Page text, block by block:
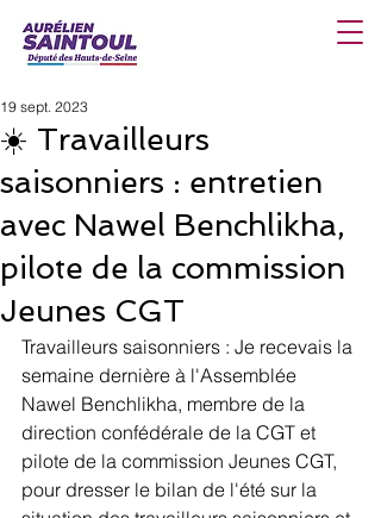
☀️ Travailleurs
saisonniers : entretien
avec Nawel Benchlikha,
pilote de la commission
Jeunes CGT
19 sept. 2023
Travailleurs saisonniers : Je recevais la
semaine dernière à l'Assemblée
Nawel Benchlikha, membre de la
direction confédérale de la CGT et
pilote de la commission Jeunes CGT,
pour dresser le bilan de l'été sur la